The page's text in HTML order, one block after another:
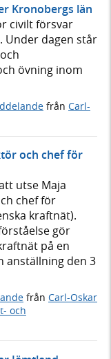
Kronobergs län
civilt försvar
Under dagen står
övning inom
från Carl-
och chef för
utse Maja
chef för
kraftnät).
gör
på en
anställning den 3
från Carl-Oskar
och